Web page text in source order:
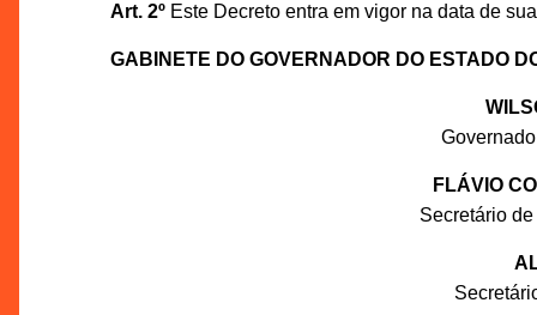
Art. 2ºEste Decreto entra em vigor na data de
GABINETE DO GOVERNADOR DO ESTADO
FLÁVIO
Secretário